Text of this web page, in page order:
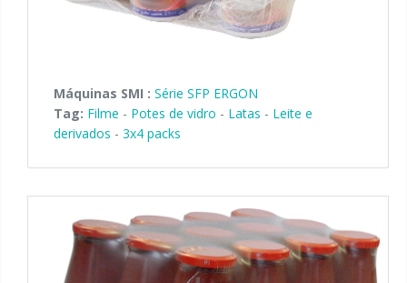
Máquinas SMI : Série SFP ERGON
Tag: Filme - Potes de vidro - Latas - Leite e
derivados - 3x4 packs